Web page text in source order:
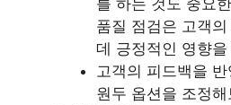
품질 점검은 고객
데 긍정적인 영향
고객의 피드백을
원두 옵션을 조정